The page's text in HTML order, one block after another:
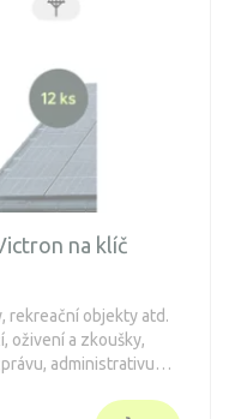
na klíč
rekreační objekty atd.
oživení a zkoušky,
administrativu